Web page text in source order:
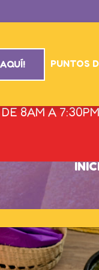
PUNTOS
E-
8AM A